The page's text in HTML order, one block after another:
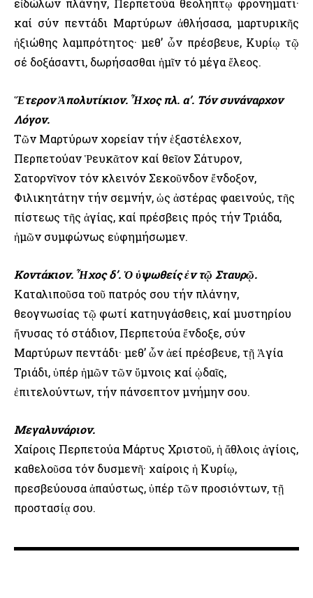
εἰδώλων πλάνην, Περπετούα θεολήπτῳ φρονήματι·
καί σύν πεντάδι Μαρτύρων ἀθλήσασα, μαρτυρικῆς
ἠξιώθης λαμπρότητος· μεθ’ ὧν πρέσβευε, Κυρίῳ τῷ
σέ δοξάσαντι, δωρήσασθαι ἡμῖν τό μέγα ἔλεος.
Ἕτερον Ἀπολυτίκιον. Ἦχος πλ. α’. Τόν συνάναρχον
Λόγον.
Τῶν Μαρτύρων χορείαν τήν ἑξαστέλεχον,
Περπετούαν Ῥευκᾶτον καί θεῖον Σάτυρον,
Σατορνῖνον τόν κλεινόν Σεκοῦνδον ἔνδοξον,
Φιλικητάτην τήν σεμνήν, ὡς ἀστέρας φαεινούς, τῆς
πίστεως τῆς ἁγίας, καί πρέσβεις πρός τήν Τριάδα,
ἡμῶν συμφώνως εὐφημήσωμεν.
Κοντάκιον. Ἦχος δ’. Ὁ ὑψωθείς ἐν τῷ Σταυρῷ.
Καταλιποῦσα τοῦ πατρός σου τήν πλάνην,
θεογνωσίας τῷ φωτί κατηυγάσθεις, καί μυστηρίου
ἤνυσας τό στάδιον, Περπετούα ἔνδοξε, σύν
Μαρτύρων πεντάδι· μεθ’ ὧν ἀεί πρέσβευε, τῇ Ἁγία
Τριάδι, ὑπέρ ἡμῶν τῶν ὕμνοις καί ᾠδαῖς,
ἐπιτελούντων, τήν πάνσεπτον μνήμην σου.
Μεγαλυνάριον.
Χαίροις Περπετούα Μάρτυς Χριστοῦ, ἡ ἄθλοις ἁγίοις,
καθελοῦσα τόν δυσμενῆ· χαίροις ἡ Κυρίῳ,
πρεσβεύουσα ἀπαύστως, ὑπέρ τῶν προσιόντων, τῇ
προστασίᾳ σου.